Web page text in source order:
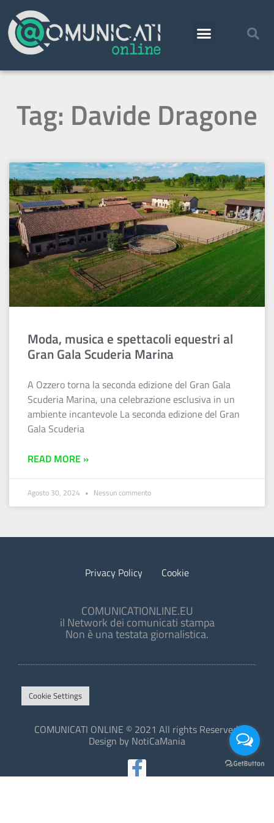
Tag: Davide Dragone
Moda, musica e spettacoli equestri al
Gran Gala Scuderia Marina
A Ozzero torna la seconda edizione del Gran Gala
Scuderia Marina, una celebrazione esclusiva in un
ambiente incantevole La seconda edizione del Gran
Gala Scuderia
READ MORE »
Agosto 30, 2024 Nessun commento
Privacy Policy Cookie
COMUNICATIONLINE.EU
il Network dei comunicati stampa
Non è una testata giornalistica.
Cookie Settings
COMUNICATI ONLINE © 2021 All rights Reserved.
Design by NotiCaMania